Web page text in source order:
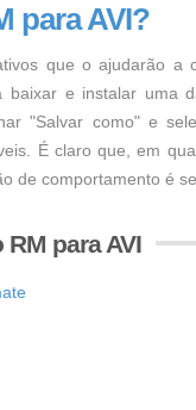
para AVI?
que o ajudarão a
baixar e instalar uma
"Salvar como" e
É claro que, em
de comportamento é
para AVI